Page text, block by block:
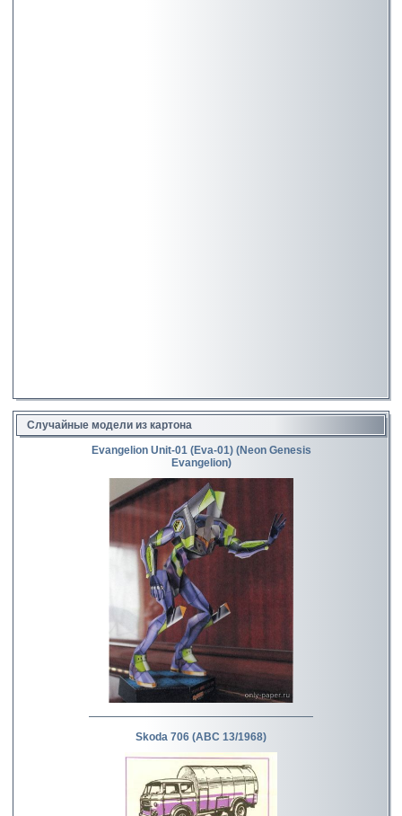
Случайные модели из картона
Evangelion Unit-01 (Eva-01) (Neon Genesis
Evangelion)
Skoda 706 (ABC 13/1968)